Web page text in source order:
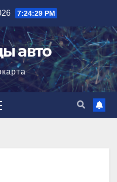
7:24:30 PM
авто